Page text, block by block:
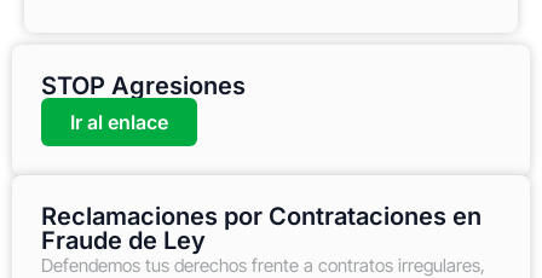
STOP Agresiones
Ir al enlace
Reclamaciones por Contrataciones en
Fraude de Ley
Defendemos tus derechos frente a contratos irregulares,